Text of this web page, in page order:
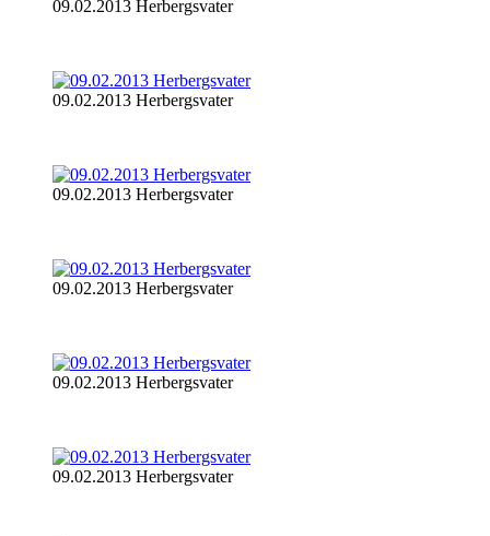
09.02.2013 Herbergsvater
09.02.2013 Herbergsvater
09.02.2013 Herbergsvater
09.02.2013 Herbergsvater
09.02.2013 Herbergsvater
09.02.2013 Herbergsvater